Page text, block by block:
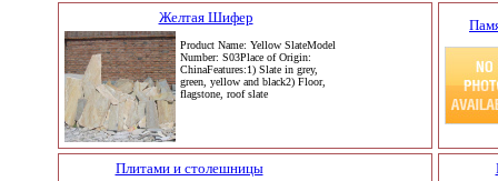
Желтая Шифер
Product Name: Yellow SlateModel
Number: S03Place of Origin:
ChinaFeatures:1) Slate in grey,
green, yellow and black2) Floor,
flagstone, roof slate
Плитами и столешницы